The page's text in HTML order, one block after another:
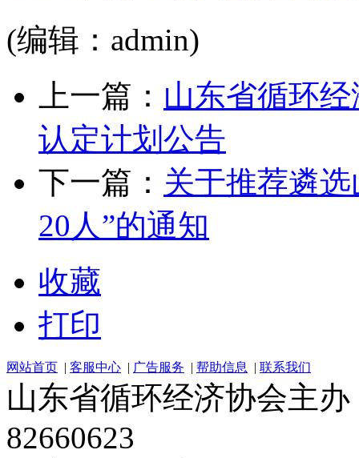
(编辑：admin)
上一篇： 山东省循环
认定计划公告
下一篇： 关于推荐遴
20人”的通知
收藏
打印
网站首页 | 客服中心 | 广告服务 | 帮助信息 | 联系我们
山东省循环经济协会主办
82660623